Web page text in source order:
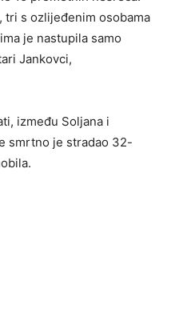
tri s ozlijeđenim osobama
je nastupila samo
Jankovci,
između Soljana i
smrtno je stradao 32-